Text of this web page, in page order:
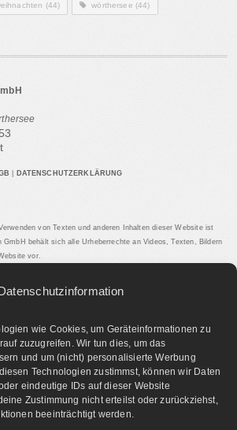
wie Cookies, um Geräteinformationen zu
zuzugreifen. Wir tun dies, um das
und um (nicht) personalisierte Werbung
Technologien zustimmst, können wir Daten
eindeutige IDs auf dieser Website
Zustimmung nicht erteilst oder zurückziehst,
beeinträchtigt werden.
(44) wörthersee (44)
DATENSCHUTZERKLÄRUNG
von Texten und anderen Inhalten dieser Website ist
behält sich alle Urheberrechte an Videos, Texten, Bildern
vor.